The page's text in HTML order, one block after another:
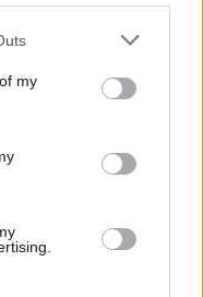
my
FBI έχει
έκανε
Μιχάλης